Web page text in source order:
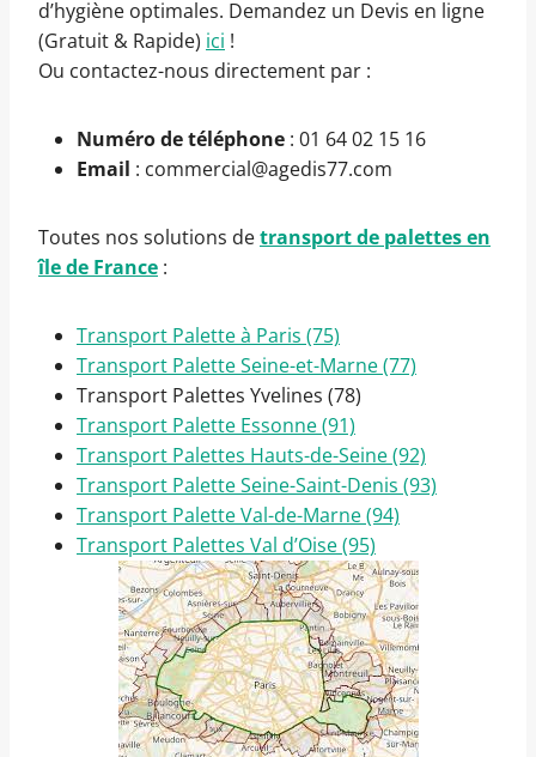
d’hygiène optimales. Demandez un Devis en ligne
(Gratuit & Rapide) ici !
Ou contactez-nous directement par :
Numéro de téléphone : 01 64 02 15 16
Email : commercial@agedis77.com
Toutes nos solutions detransport de palettes en
île de France :
Transport Palette à Paris (75)
Transport Palette Seine-et-Marne (77)
Transport Palettes Yvelines (78)
Transport Palette Essonne (91)
Transport Palettes Hauts-de-Seine (92)
Transport Palette Seine-Saint-Denis (93)
Transport Palette Val-de-Marne (94)
Transport Palettes Val d’Oise (95)